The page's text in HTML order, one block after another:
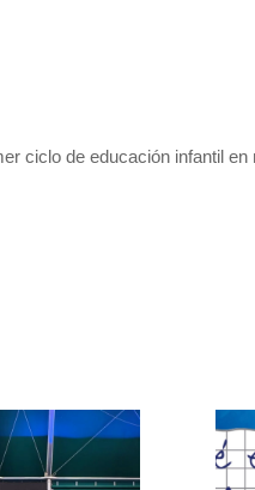
ciclo de educación infantil en